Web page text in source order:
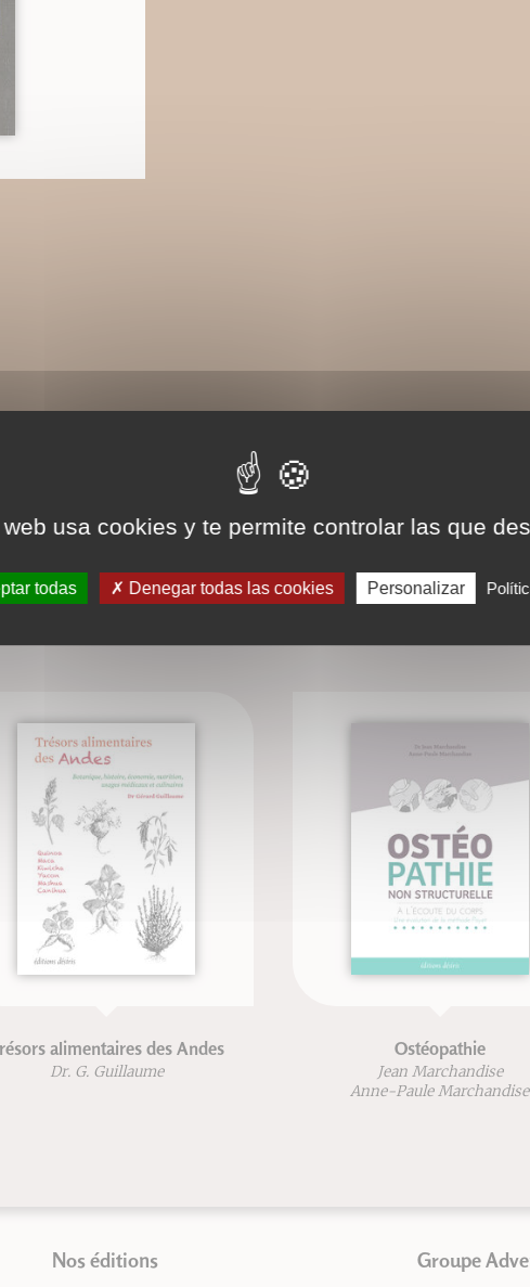
alimentaires des Andes
Dr. G. Guillaume
Ostéopathie
Jean Marchandise
Anne-Paule Marchandise
Nos éditions Groupe
usa cookies y te permite controlar las que
todas Denegar todas las cookies Personalizar